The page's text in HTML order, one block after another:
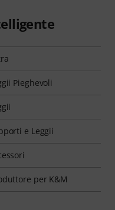
Pieghevoli
e Leggii
per K&M